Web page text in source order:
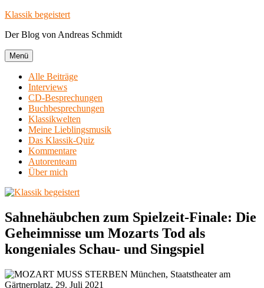
Zum
springen
Klassik begeistert
Der Blog von Andreas Schmidt
Menü
Alle Beiträge
Interviews
CD-Besprechungen
Buchbesprechungen
Klassikwelten
Meine Lieblingsmusik
Das Klassik-Quiz
Kommentare
Autorenteam
Über mich
Sahnehäubchen zum Spielzeit-Finale: Die
Geheimnisse um Mozarts Tod als
kongeniales Schau- und Singspiel